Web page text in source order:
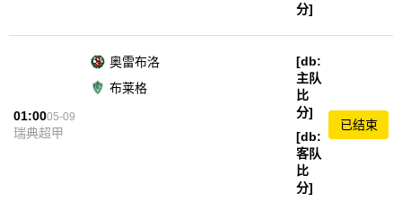
分]
01:0005-09
瑞典超甲
奥雷布洛
[db:
主队
比
分]
[db:
客队
比
分]
布莱格
已结束